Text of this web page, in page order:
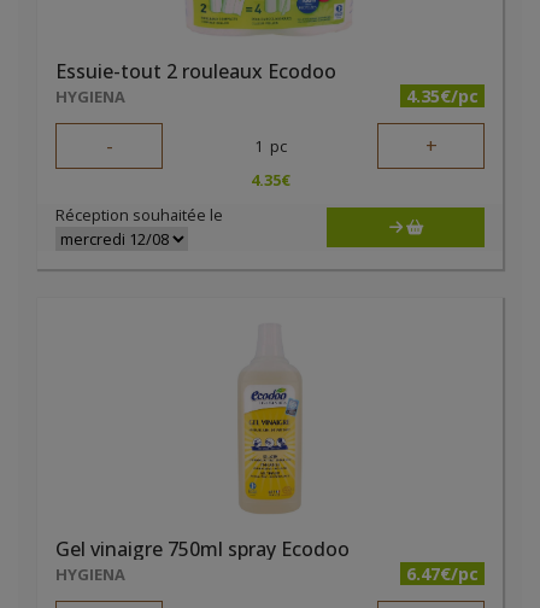
Essuie-tout 2 rouleaux Ecodoo
HYGIENA 4.35€/pc
- 1 pc +
4.35€
Réception souhaitée le
Gel vinaigre 750ml spray Ecodoo
HYGIENA 6.47€/pc